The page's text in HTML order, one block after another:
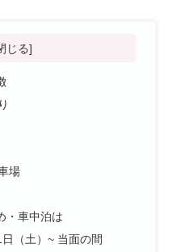
場
・車中泊は
（土）~ 当面の間